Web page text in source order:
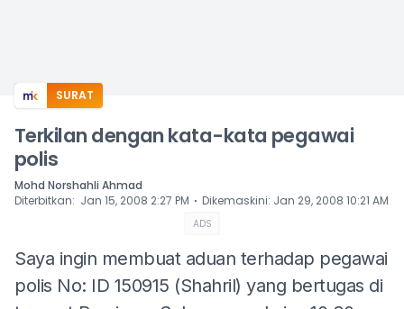
SURAT
Terkilan dengan kata-kata pegawai
polis
Mohd Norshahli Ahmad
Diterbitkan: Jan 15, 2008 2:27 PM ⋅ Dikemaskini: Jan 29, 2008 10:21 AM
ADS
Saya ingin membuat aduan terhadap pegawai
polis No: ID 150915 (Shahril) yang bertugas di